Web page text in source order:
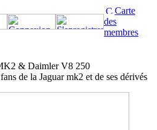
Carte
des
membres
& Daimler V8 250
de la Jaguar mk2 et de ses dérivés